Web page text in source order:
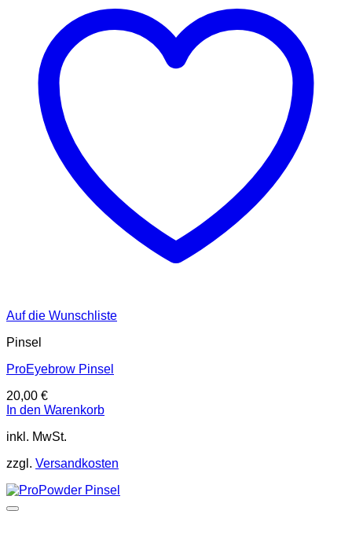
Auf die Wunschliste
Pinsel
ProEyebrow Pinsel
20,00 €
In den Warenkorb
inkl. MwSt.
zzgl. Versandkosten